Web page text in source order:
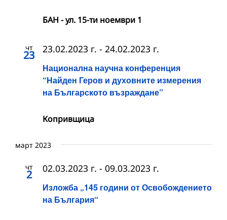
БАН - ул. 15-ти ноември 1
чт
23
Национална научна конференция
“Найден Геров и духовните измерения
на Българското възраждане”
23.02.2023 г. - 24.02.2023 г.
Копривщица
март 2023
чт
2
Изложба „145 години от Освобождението
на България“
02.03.2023 г. - 09.03.2023 г.